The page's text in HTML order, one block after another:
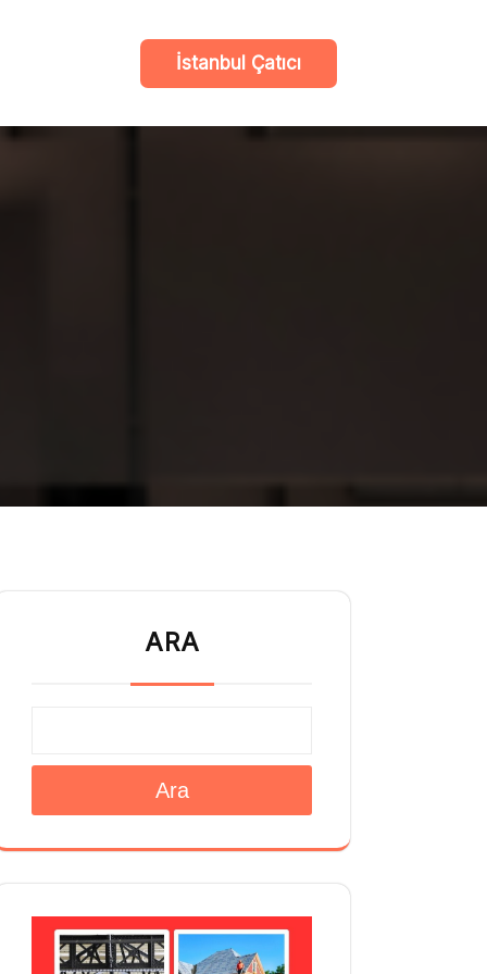
İstanbul Çatıcı
ARA
Ara